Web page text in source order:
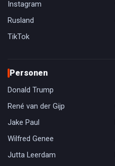
Instagram
Rusland
TikTok
Personen
Donald Trump
René van der Gijp
Jake Paul
Wilfred Genee
Jutta Leerdam